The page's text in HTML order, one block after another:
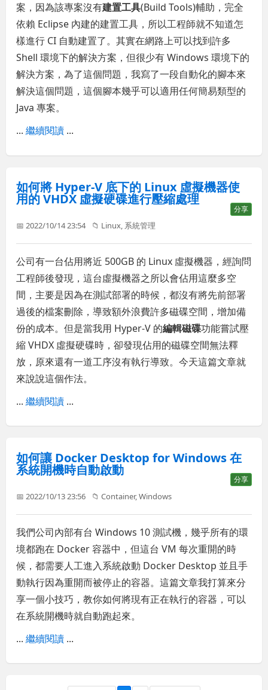
案，因為該專案沒有建置工具(Build Tools)輔助，完全
依賴 Eclipse 內建的建置工具，所以工程師就不知道怎
樣進行 CI 自動建置了。其實在網路上可以找到許多
Shell 環境下的解決方案，但很少有 Windows 環境下的
解決方案，為了這個問題，我寫了一段自動化的腳本來
解決這個問題，這個腳本幾乎可以適用任何簡易類型的
Java 專案。
...繼續閱讀 ...
如何將 Hyper-V 底下的 Linux 虛擬機器使
用的 VHDX 虛擬硬碟進行壓縮處理
分享
📅 2022/10/14 23:54 📁 Linux, 系統管理
公司有一台佔用將近 500GB 的 Linux 虛擬機器，經詢問
工程師後發現，這台虛擬機器之所以會佔用這麼多空
間，主要是因為在測試部署的時候，都沒有將先前部署
過後的檔案刪除，導致額外浪費許多磁碟空間，增加備
份的成本。但是當我用 Hyper-V 的編輯磁碟功能嘗試壓
縮 VHDX 虛擬硬碟時，卻發現佔用的磁碟空間無法釋
放，原來還有一道工序沒有執行導致。今天這篇文章就
來說說這個作法。
...繼續閱讀 ...
如何讓 Docker Desktop for Windows 在
系統開機時自動啟動
分享
📅 2022/10/13 23:56 📁Container,Windows
我們公司內部有台 Windows 10 測試機，幾乎所有的環
境都跑在 Docker 容器中，但這台 VM 每次重開的時
候，都需要人工進入系統啟動 Docker Desktop 並且手
動執行因為重開而被停止的容器。這篇文章我打算來分
享一個小技巧，教你如何將現有正在執行的容器，可以
在系統開機時就自動跑起來。
...繼續閱讀 ...